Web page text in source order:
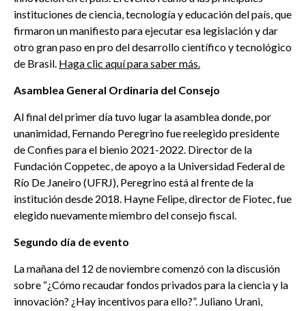
instituciones de ciencia, tecnología y educación del país, que
firmaron un manifiesto para ejecutar esa legislación y dar
otro gran paso en pro del desarrollo científico y tecnológico
de Brasil. Haga clic aquí para saber más.
Asamblea General Ordinaria del Consejo
Al final del primer día tuvo lugar la asamblea donde, por
unanimidad, Fernando Peregrino fue reelegido presidente
de Confies para el bienio 2021-2022. Director de la
Fundación Coppetec, de apoyo a la Universidad Federal de
Río De Janeiro (UFRJ), Peregrino está al frente de la
institución desde 2018. Hayne Felipe, director de Fiotec, fue
elegido nuevamente miembro del consejo fiscal.
Segundo día de evento
La mañana del 12 de noviembre comenzó con la discusión
sobre “¿Cómo recaudar fondos privados para la ciencia y la
innovación? ¿Hay incentivos para ello?”. Juliano Urani,